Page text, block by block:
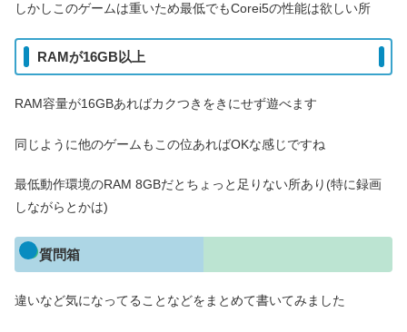
しかしこのゲームは重いため最低でもCorei5の性能は欲しい所
RAMが16GB以上
RAM容量が16GBあればカクつきをきにせず遊べます
同じように他のゲームもこの位あればOKな感じですね
最低動作環境のRAM 8GBだとちょっと足りない所あり(特に録画
しながらとかは)
質問箱
違いなど気になってることなどをまとめて書いてみました